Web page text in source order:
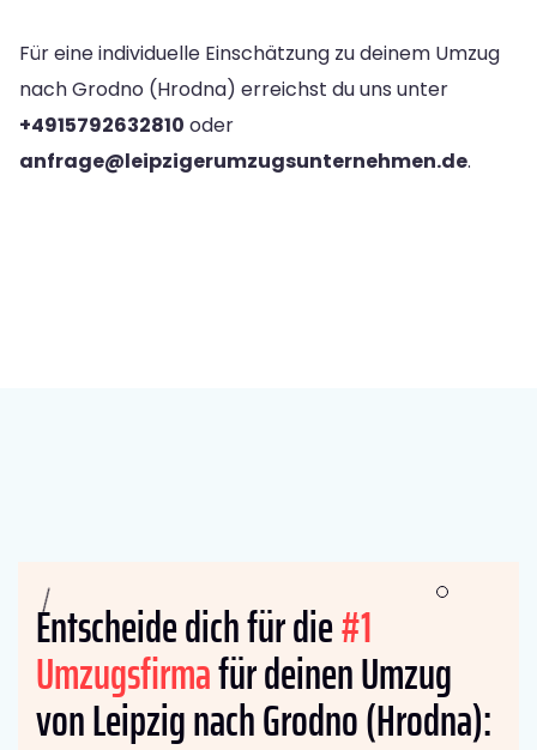
Für eine individuelle Einschätzung zu deinem Umzug
nach Grodno (Hrodna) erreichst du uns unter
+4915792632810 oder
anfrage@leipzigerumzugsunternehmen.de.
Entscheide dich für die#1
Umzugsfirmafür deinen Umzug
von Leipzig nach Grodno (Hrodna):